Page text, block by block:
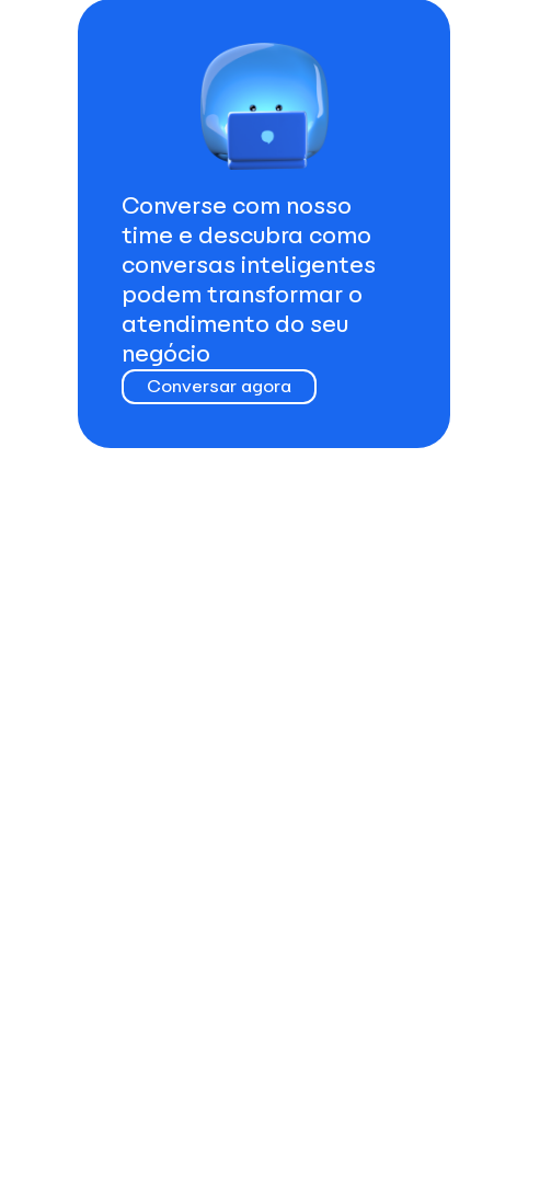
Converse com nosso
time e descubra como
conversas inteligentes
podem transformar o
atendimento do seu
negócio
Conversar agora